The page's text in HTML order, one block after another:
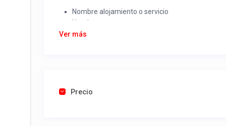
Nombre alojamiento o servicio
Nombre
Rut
Una vez recibido procederemos a activar su aviso
Ver más
Precio